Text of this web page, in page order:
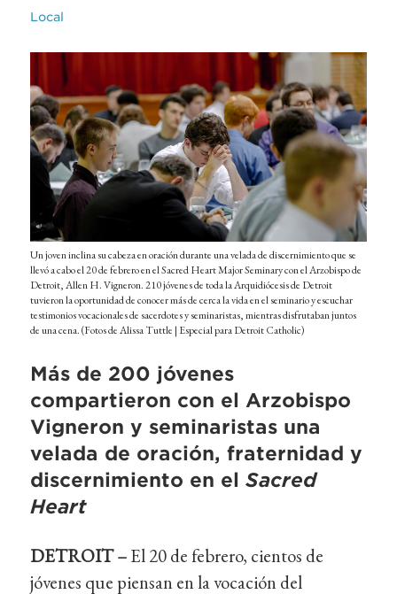
Local
Un joven inclina su cabeza en oración durante una velada de discernimiento que se
llevó a cabo el 20 de febrero en el Sacred Heart Major Seminary con el Arzobispo de
Detroit, Allen H. Vigneron. 210 jóvenes de toda la Arquidiócesis de Detroit
tuvieron la oportunidad de conocer más de cerca la vida en el seminario y escuchar
testimonios vocacionales de sacerdotes y seminaristas, mientras disfrutaban juntos
de una cena. (Fotos de Alissa Tuttle | Especial para Detroit Catholic)
Más de 200 jóvenes
compartieron con el Arzobispo
Vigneron y seminaristas una
velada de oración, fraternidad y
discernimiento en elSacred
Heart
DETROIT –El 20 de febrero, cientos de
jóvenes que piensan en la vocación del